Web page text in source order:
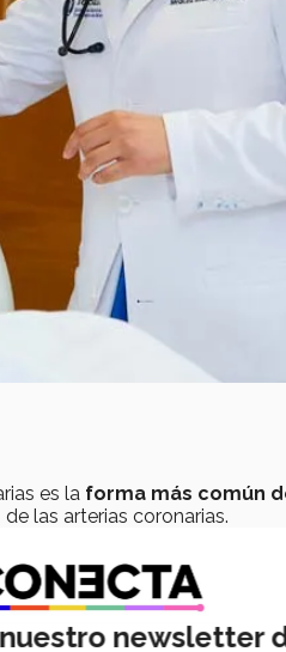
es la forma más común
las arterias coronarias.
limitando el flujo de
según el doctor, aumentan
newsletter